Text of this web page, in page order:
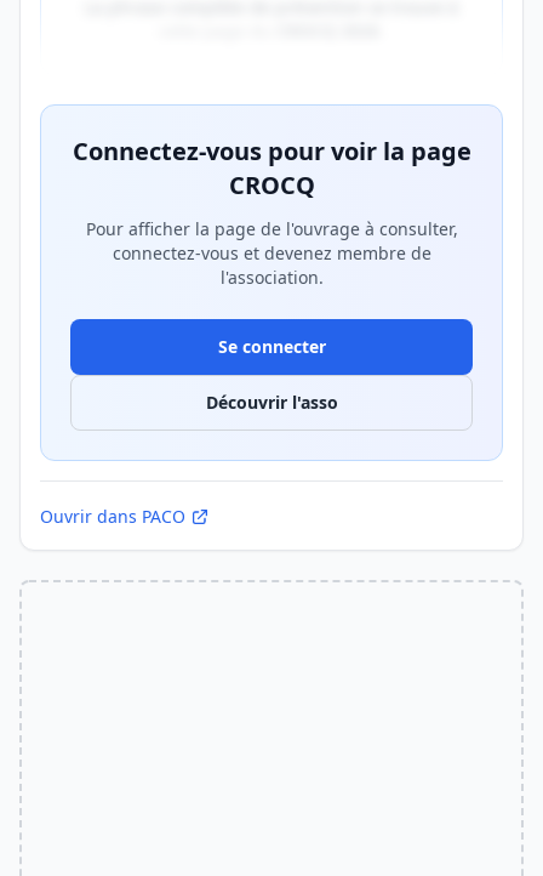
Connectez-vous pour voir la page
CROCQ
Pour afficher la page de l'ouvrage à consulter,
connectez-vous et devenez membre de
l'association.
Se connecter
Découvrir l'asso
Ouvrir dans PACO